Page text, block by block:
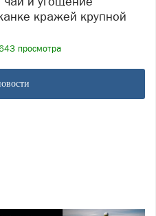
кражей крупной
просмотра